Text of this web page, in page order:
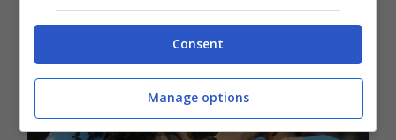
Consent
Manage options